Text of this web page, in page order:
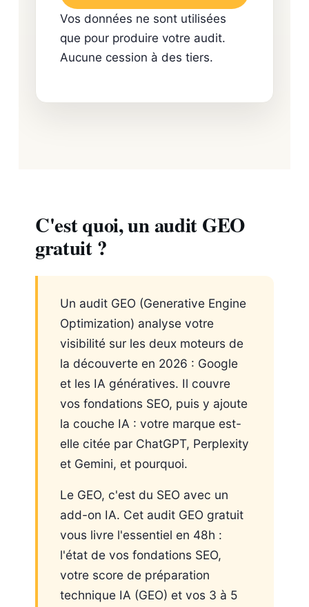
Vos données ne sont utilisées
que pour produire votre audit.
Aucune cession à des tiers.
C'est quoi, un audit GEO
gratuit ?
Un audit GEO (Generative Engine
Optimization) analyse votre
visibilité sur les deux moteurs de
la découverte en 2026 : Google
et les IA génératives. Il couvre
vos fondations SEO, puis y ajoute
la couche IA : votre marque est-
elle citée par ChatGPT, Perplexity
et Gemini, et pourquoi.
Le GEO, c'est du SEO avec un
add-on IA. Cet audit GEO gratuit
vous livre l'essentiel en 48h :
l'état de vos fondations SEO,
votre score de préparation
technique IA (GEO) et vos 3 à 5